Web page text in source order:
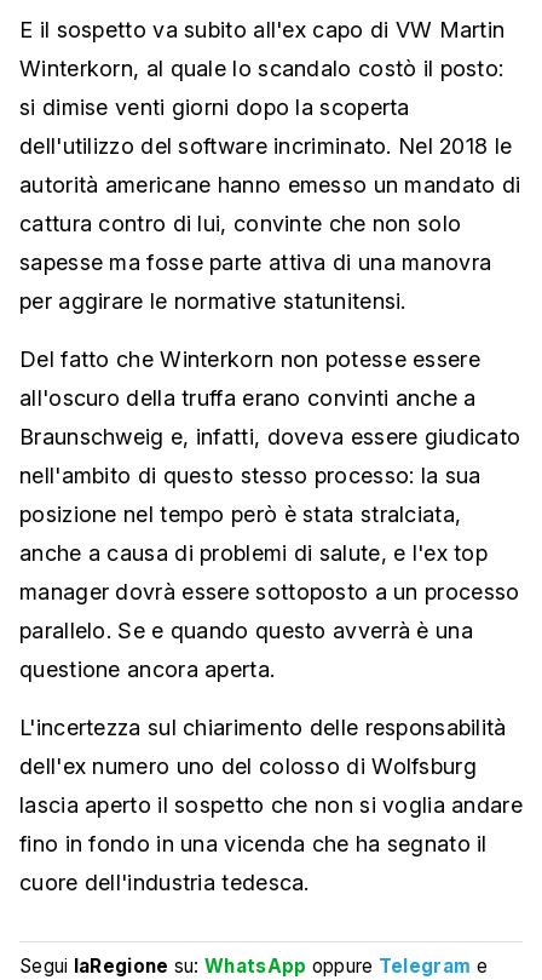
E il sospetto va subito all'ex capo di VW Martin
Winterkorn, al quale lo scandalo costò il posto:
si dimise venti giorni dopo la scoperta
dell'utilizzo del software incriminato. Nel 2018 le
autorità americane hanno emesso un mandato di
cattura contro di lui, convinte che non solo
sapesse ma fosse parte attiva di una manovra
per aggirare le normative statunitensi.
Del fatto che Winterkorn non potesse essere
all'oscuro della truffa erano convinti anche a
Braunschweig e, infatti, doveva essere giudicato
nell'ambito di questo stesso processo: la sua
posizione nel tempo però è stata stralciata,
anche a causa di problemi di salute, e l'ex top
manager dovrà essere sottoposto a un processo
parallelo. Se e quando questo avverrà è una
questione ancora aperta.
L'incertezza sul chiarimento delle responsabilità
dell'ex numero uno del colosso di Wolfsburg
lascia aperto il sospetto che non si voglia andare
fino in fondo in una vicenda che ha segnato il
cuore dell'industria tedesca.
Segui laRegione su:WhatsApp oppure Telegram e